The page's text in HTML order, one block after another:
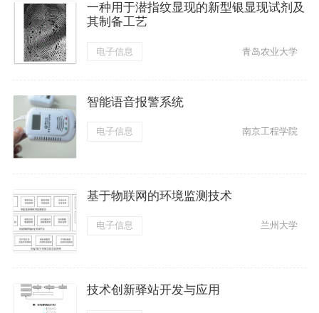
一种用于潜指纹显现的新型银显现试剂及
其制备工艺
电子信息 青岛农业大学
智能语音报警系统
电子信息 南京工程学院
基于物联网的环境监测技术
电子信息 兰州大学
技术创新驿站开发与应用